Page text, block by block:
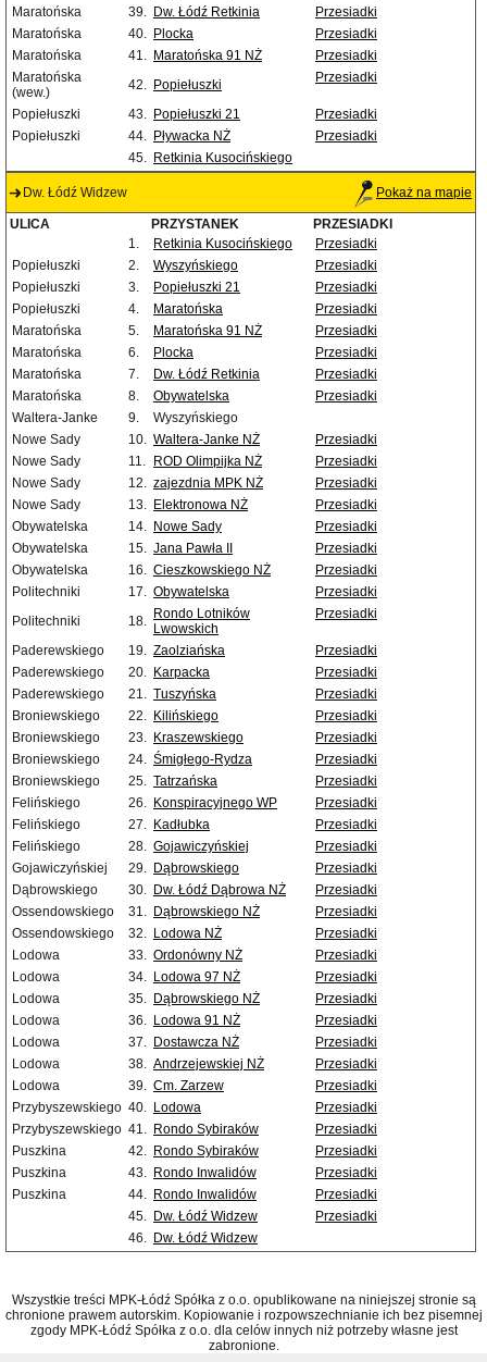
Maratońska
39. Dw. Łódź Retkinia
Przesiadki
Maratońska
40. Plocka
Przesiadki
Maratońska
41. Maratońska 91 NŻ
Przesiadki
Maratońska
(wew.)
42. Popiełuszki Przesiadki
Popiełuszki 43. Popiełuszki 21
Przesiadki
Popiełuszki
44. Pływacka NŻ
Przesiadki
45. Retkinia Kusocińskiego
Dw. Łódź Widzew Pokaż na mapie
ULICA PRZYSTANEK
PRZESIADKI
1.
Retkinia Kusocińskiego
Przesiadki
Popiełuszki
2. Wyszyńskiego
Przesiadki
Popiełuszki
3. Popiełuszki 21
Przesiadki
Popiełuszki
4. Maratońska
Przesiadki
Maratońska
5. Maratońska 91 NŻ
Przesiadki
Maratońska
6. Plocka
Przesiadki
Maratońska
7. Dw. Łódź Retkinia
Przesiadki
Maratońska
8. Obywatelska
Przesiadki
Waltera-Janke
9.
Wyszyńskiego
Nowe Sady
10. Waltera-Janke NŻ
Przesiadki
Nowe Sady
11. ROD Olimpijka NŻ
Przesiadki
Nowe Sady
12. zajezdnia MPK NŻ
Przesiadki
Nowe Sady
13. Elektronowa NŻ
Przesiadki
Obywatelska
14. Nowe Sady
Przesiadki
Obywatelska
15. Jana Pawła II
Przesiadki
Obywatelska
16. Cieszkowskiego NŻ
Przesiadki
Politechniki
17. Obywatelska
Przesiadki
Politechniki
18. Rondo Lotników
Lwowskich
Przesiadki
Paderewskiego 19. Zaolziańska
Przesiadki
Paderewskiego
20. Karpacka
Przesiadki
Paderewskiego
21. Tuszyńska
Przesiadki
Broniewskiego
22. Kilińskiego
Przesiadki
Broniewskiego
23. Kraszewskiego
Przesiadki
Broniewskiego
24. Śmigłego-Rydza
Przesiadki
Broniewskiego
25. Tatrzańska
Przesiadki
Felińskiego
26. Konspiracyjnego WP
Przesiadki
Felińskiego
27. Kadłubka
Przesiadki
Felińskiego
28. Gojawiczyńskiej
Przesiadki
Gojawiczyńskiej
29. Dąbrowskiego
Przesiadki
Dąbrowskiego
30. Dw. Łódź Dąbrowa NŻ
Przesiadki
Ossendowskiego
31. Dąbrowskiego NŻ
Przesiadki
Ossendowskiego
32. Lodowa NŻ
Przesiadki
Lodowa
33. Ordonówny NŻ
Przesiadki
Lodowa
34. Lodowa 97 NŻ
Przesiadki
Lodowa
35. Dąbrowskiego NŻ
Przesiadki
Lodowa
36. Lodowa 91 NŻ
Przesiadki
Lodowa
37. Dostawcza NŻ
Przesiadki
Lodowa
38. Andrzejewskiej NŻ
Przesiadki
Lodowa
39. Cm. Zarzew
Przesiadki
Przybyszewskiego 40. Lodowa
Przesiadki
Przybyszewskiego 41. Rondo Sybiraków
Przesiadki
Puszkina
42. Rondo Sybiraków
Przesiadki
Puszkina
43. Rondo Inwalidów
Przesiadki
Puszkina
44. Rondo Inwalidów
Przesiadki
45. Dw. Łódź Widzew
Przesiadki
46. Dw. Łódź Widzew
Wszystkie treści MPK-Łódź Spółka z o.o. opublikowane na niniejszej stronie są
chronione prawem autorskim. Kopiowanie i rozpowszechnianie ich bez pisemnej
zgody MPK-Łódź Spółka z o.o. dla celów innych niż potrzeby własne jest
zabronione.